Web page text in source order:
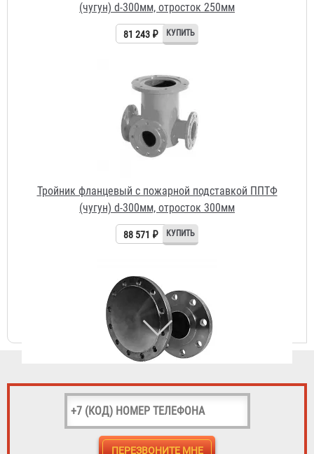
Тройник фланцевый с пожарной подставкой ППТФ
(чугун) d-300мм, отросток 300мм
88 571 ₽
Заглушка фланцевая d-300мм
15 340 ₽